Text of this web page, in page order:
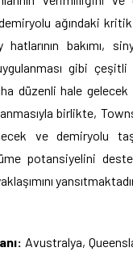
ağındaki
hatlarının bakımı,
gibi çeşitli
düzenli hale
birlikte,
ve demiryolu
potansiyelini
Avustralya,